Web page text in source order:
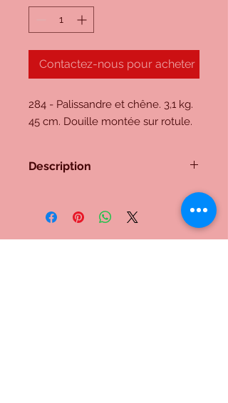
Contactez-nous pour acheter
284 - Palissandre et chêne. 3,1 kg.
45 cm. Douille montée sur rotule.
Description
284 - Palissandre et chêne. 3,1 kg. 45